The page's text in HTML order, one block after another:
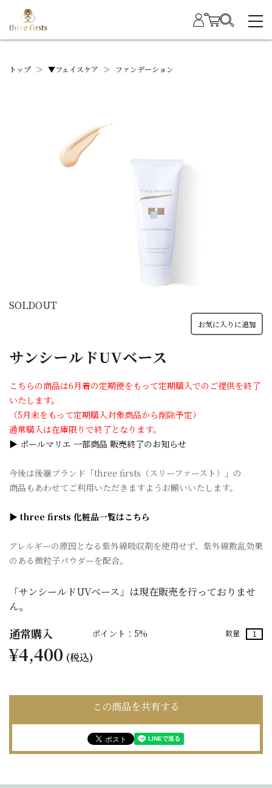
トップ ＞ ▼フェイスケア ＞ ファンデーション
SOLDOUT
お気に入りに追加
サンシールドUVベース
こちらの商品は6月着の定期便をもって定期購入でのご提供を終了
いたします。
（5月末をもって定期購入対象商品から削除予定）
通常購入は在庫限りで終了となります。
▶ ポールマリエ 一部商品 販売終了のお知らせ
今後は後継ブランド「three firsts（スリーファースト）」の
商品もあわせてご利用いただきますようお願いいたします。
▶ three firsts 化粧品一覧はこちら
アレルギーの原因となる紫外線吸収剤を使用せず、紫外線散乱効果
のある微粒子パウダーを配合。
「サンシールドUVベース」は現在販売を行っておりませ
ん。
通常購入 ポイント：5% 数量
¥4,400 (税込)
この商品を共有する